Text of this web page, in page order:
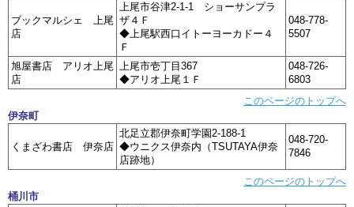
ブックマルシェ 上尾
店
上尾市谷津2-1-1 ショーサンプラ
ザ４Ｆ
◆上尾駅西口イトーヨーカドー４
Ｆ
048-778-
5507
旭屋書店 アリオ上尾
店
上尾市壱丁目367
◆アリオ上尾１Ｆ
048-726-
6803
このページのトップへ
伊奈町
くまざわ書店 伊奈店
北足立郡伊奈町学園2-188-1
◆ウニクス伊奈内（TSUTAYA伊奈
店跡地）
048-720-
7846
このページのトップへ
桶川市